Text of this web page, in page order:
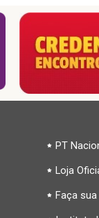
PT
Loja
Faça